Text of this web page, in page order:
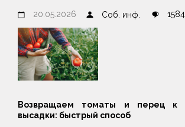
20.05.2026 Соб. инф. 1584
Возвращаем томаты и перец к
высадки: быстрый способ